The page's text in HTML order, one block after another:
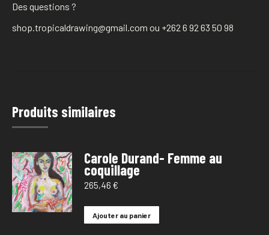
Des questions ?
shop.tropicaldrawing@gmail.com ou +262 6 92 63 50 98
Produits similaires
Carole Durand- Femme au
coquillage
265,46 €
Ajouter au panier